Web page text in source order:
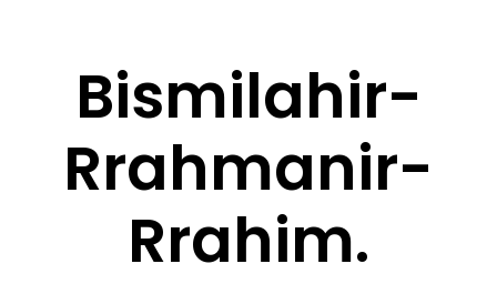
Bismilahir-
Rrahmanir-
Rrahim.